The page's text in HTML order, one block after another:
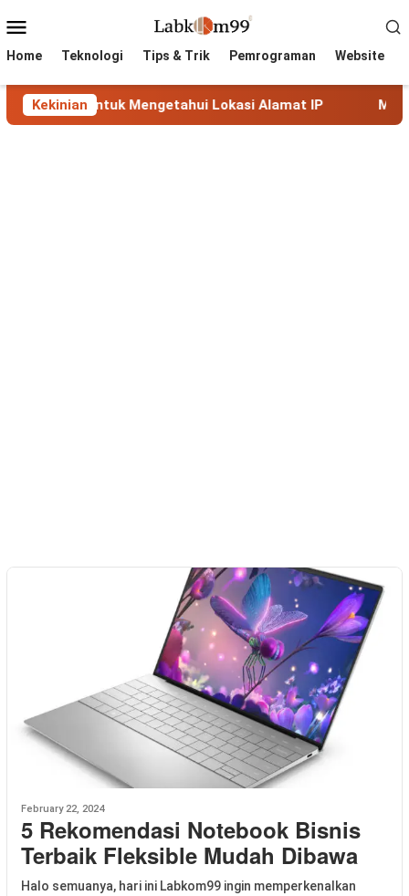
to
Menu
Home Teknologi Tips & Trik Pemrograman Website
Kekinianuntuk Mengetahui Lokasi Alamat IP
February 22, 2024
5 Rekomendasi Notebook Bisnis
Terbaik Fleksible Mudah Dibawa
Halo semuanya, hari ini Labkom99 ingin memperkenalkan